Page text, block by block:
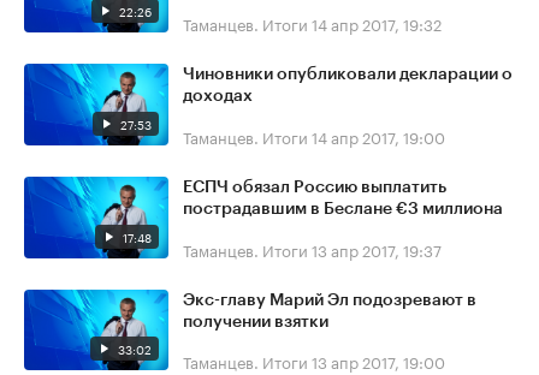
22:26 Таманцев. Итоги 14 апр 2017, 19:32
27:53
Чиновники опубликовали декларации о
доходах
Таманцев. Итоги 14 апр 2017, 19:00
17:48
ЕСПЧ обязал Россию выплатить
пострадавшим в Беслане €3 миллиона
Таманцев. Итоги 13 апр 2017, 19:37
33:02
Экс-главу Марий Эл подозревают в
получении взятки
Таманцев. Итоги 13 апр 2017, 19:00